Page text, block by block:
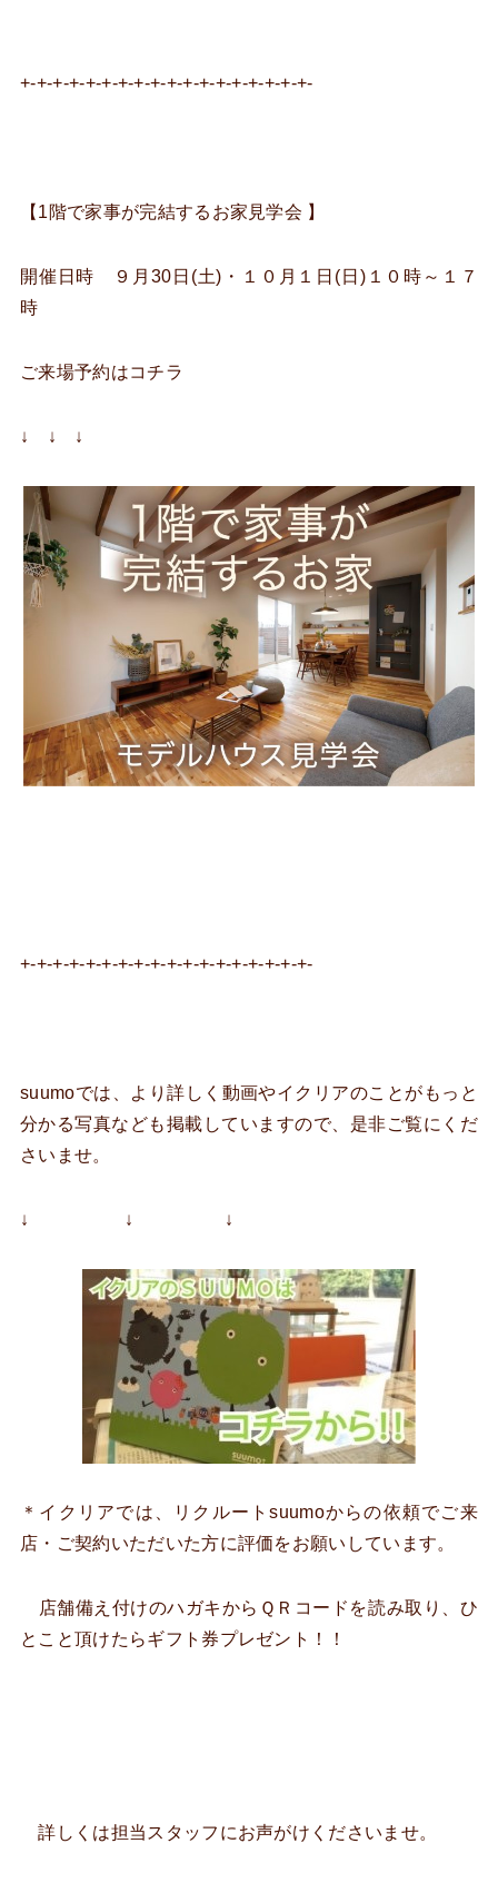
+-+-+-+-+-+-+-+-+-+-+-+-+-+-+-+-+-+-
【1階で家事が完結するお家見学会 】
開催日時 ９月30日(土)・１０月１日(日)１０時～１７
時
ご来場予約はコチラ
↓ ↓ ↓
+-+-+-+-+-+-+-+-+-+-+-+-+-+-+-+-+-+-
suumoでは、より詳しく動画やイクリアのことがもっと
分かる写真なども掲載していますので、是非ご覧にくだ
さいませ。
↓ ↓ ↓
＊イクリアでは、リクルートsuumoからの依頼でご来
店・ご契約いただいた方に評価をお願いしています。
店舗備え付けのハガキからＱＲコードを読み取り、ひ
とこと頂けたらギフト券プレゼント！！
詳しくは担当スタッフにお声がけくださいませ。